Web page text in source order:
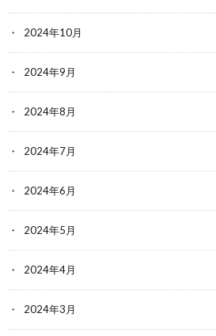
2024年10月
2024年9月
2024年8月
2024年7月
2024年6月
2024年5月
2024年4月
2024年3月